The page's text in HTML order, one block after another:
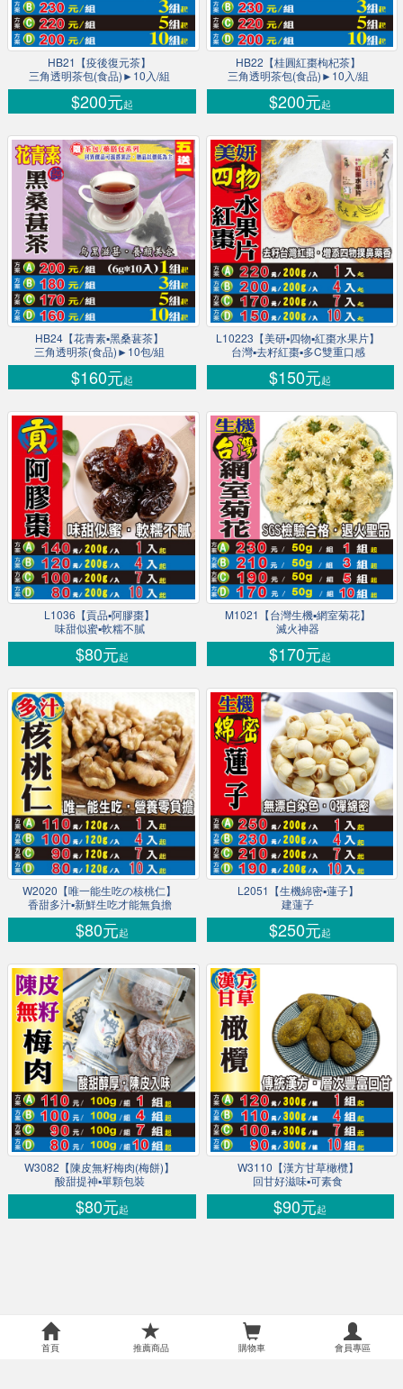
HB21【疫後復元茶】
三角透明茶包(食品)►10入/組
$200元起
HB22【桂圓紅棗枸杞茶】
三角透明茶包(食品)►10入/組
$200元起
HB24【花青素▪黑桑葚茶】
三角透明茶(食品)►10包/組
$160元起
L10223【美研▪四物▪紅棗水果片】
台灣▪去籽紅棗▪多C雙重口感
$150元起
L1036【貢品▪阿膠棗】
味甜似蜜▪軟糯不膩
$80元起
M1021【台灣生機▪網室菊花】
滅火神器
$170元起
W2020【唯一能生吃の核桃仁】
香甜多汁▪新鮮生吃才能無負擔
$80元起
L2051【生機綿密▪蓮子】
建蓮子
$250元起
W3082【陳皮無籽梅肉(梅餅)】
酸甜提神▪單顆包裝
$80元起
W3110【漢方甘草橄欖】
回甘好滋味▪可素食
$90元起
首頁 推薦商品 購物車 會員專區